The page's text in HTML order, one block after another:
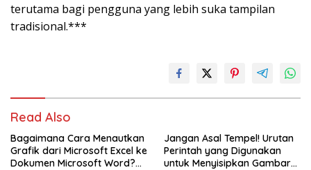
terutama bagi pengguna yang lebih suka tampilan
tradisional.***
Read Also
Bagaimana Cara Menautkan
Grafik dari Microsoft Excel ke
Dokumen Microsoft Word?
Jangan Asal Tempel! Urutan
Perintah yang Digunakan
untuk Menyisipkan Gambar